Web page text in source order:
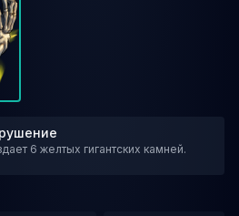
6 желтых гигантских камней.